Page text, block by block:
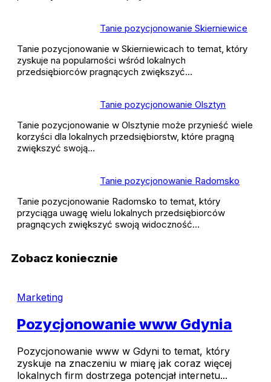
Tanie pozycjonowanie Skierniewice
Tanie pozycjonowanie w Skierniewicach to temat, który
zyskuje na popularności wśród lokalnych
przedsiębiorców pragnących zwiększyć…
Tanie pozycjonowanie Olsztyn
Tanie pozycjonowanie w Olsztynie może przynieść wiele
korzyści dla lokalnych przedsiębiorstw, które pragną
zwiększyć swoją…
Tanie pozycjonowanie Radomsko
Tanie pozycjonowanie Radomsko to temat, który
przyciąga uwagę wielu lokalnych przedsiębiorców
pragnących zwiększyć swoją widoczność…
Zobacz koniecznie
Marketing
Pozycjonowanie www Gdynia
Pozycjonowanie www w Gdyni to temat, który
zyskuje na znaczeniu w miarę jak coraz więcej
lokalnych firm dostrzega potencjał internetu...